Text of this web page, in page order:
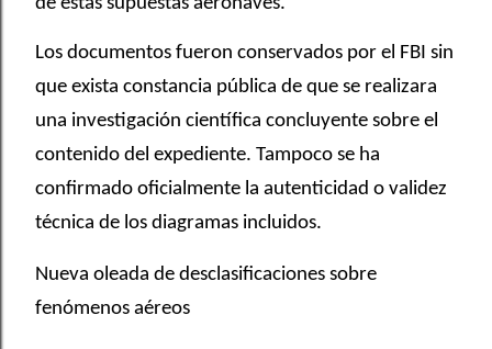
Los documentos fueron conservados por el FBI sin
que exista constancia pública de que se realizara
una investigación científica concluyente sobre el
contenido del expediente. Tampoco se ha
confirmado oficialmente la autenticidad o validez
técnica de los diagramas incluidos.
Nueva oleada de desclasificaciones sobre
fenómenos aéreos